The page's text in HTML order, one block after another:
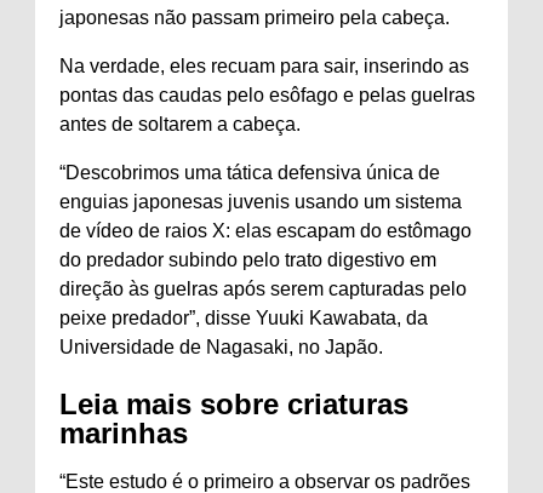
japonesas não passam primeiro pela cabeça.
Na verdade, eles recuam para sair, inserindo as
pontas das caudas pelo esôfago e pelas guelras
antes de soltarem a cabeça.
“Descobrimos uma tática defensiva única de
enguias japonesas juvenis usando um sistema
de vídeo de raios X: elas escapam do estômago
do predador subindo pelo trato digestivo em
direção às guelras após serem capturadas pelo
peixe predador”, disse Yuuki Kawabata, da
Universidade de Nagasaki, no Japão.
Leia mais sobre criaturas
marinhas
“Este estudo é o primeiro a observar os padrões